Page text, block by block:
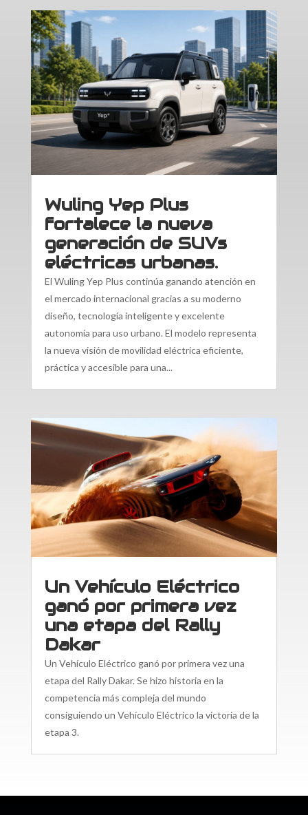
Wuling Yep Plus
fortalece la nueva
generación de SUVs
eléctricas urbanas.
El Wuling Yep Plus continúa ganando atención en
el mercado internacional gracias a su moderno
diseño, tecnología inteligente y excelente
autonomía para uso urbano. El modelo representa
la nueva visión de movilidad eléctrica eficiente,
práctica y accesible para una...
Un Vehículo Eléctrico
ganó por primera vez
una etapa del Rally
Dakar
Un Vehículo Eléctrico ganó por primera vez una
etapa del Rally Dakar. Se hizo historia en la
competencia más compleja del mundo
consiguiendo un Vehículo Eléctrico la victoria de la
etapa 3.